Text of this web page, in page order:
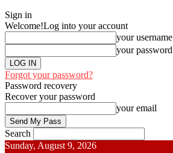
Sign in
Welcome!Log into your account
your username
your password
Forgot your password?
Password recovery
Recover your password
your email
Search
Sunday, August 9, 2026